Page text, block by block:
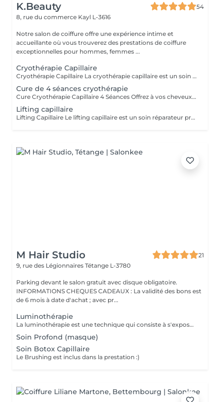
K.Beauty
54
8, rue du commerce Kayl L-3616
Notre salon de coiffure offre une expérience intime et
accueillante où vous trouverez des prestations de coiffure
exceptionnelles pour hommes, femmes ...
Cryothérapie Capillaire
Cryothérapie Capillaire La cryothérapie capillaire est un soin innovant qui utilise le froid pour aider à refermer les écailles du cheveu et favoriser la pénétration des actifs réparateurs au cur de la fibre capillaire. Enrichi en : * Acide hyaluronique pour hydrater intensément la fibre capillaire, * Collagène pour aider à renforcer, gainer et redonner de la souplesse au cheveu, * Extrait d'açaï, issu d'un palmier d'Amazonie, reconnu pour ses propriétés antioxydantes et nourrissantes. Ce soin aide à : * réduire les frisottis, * apporter de la brillance, * discipliner les cheveux, * hydrater et réparer la fibre capillaire, * rendre les cheveux plus doux, souples et lumineux. Le résultat est visible immédiatement et peut durer jusqu'à 3 à 4 semaines selon la nature du cheveu et l'entretien à domicile. Pourquoi choisir une cure ? La cure de 4 séances permet un travail plus profond et durable sur la qualité du cheveu. Elle est idéale pour : * les cheveux sensibilisés ou abîmés, * les cheveux ternes, secs ou poreux, * prolonger les résultats dans le temps, * retrouver progressivement une chevelure plus forte, brillante et disciplinée. Séance après séance, le cheveu gagne en douceur, en hydratation et en éclat. Supplément peut être appliqué si les cheveux est épais
Cure de 4 séances cryothérapie
Cure Cryothérapie Capillaire 4 Séances Offrez à vos cheveux un véritable programme de réparation et d'hydratation profonde grâce à notre cure de cryothérapie capillaire. Cette cure est idéale pour les cheveux secs, sensibilisés, ternes ou difficiles à discipliner. Séance après séance, la fibre capillaire est nourrie, gainée et sublimée pour des cheveux plus doux, brillants et éclatants. La formule est enrichie en : * acide hyaluronique, * collagène, * extrait d'açaï aux propriétés nourrissantes et antioxydantes. Lors de votre réservation en ligne, le logiciel programmera automatiquement votre première séance d'une durée de 2 heures. Les trois rendez-vous suivants seront organisés directement au salon avec Jessica afin d'adapter parfaitement le rythme de la cure à vos besoins capillaires. Une remise avantageuse est appliquée lors de l'achat de la cure complète de 4 séances.
Lifting capillaire
Lifting Capillaire Le lifting capillaire est un soin réparateur profond conçu pour restructurer, nourrir et revitaliser les cheveux sensibilisés, secs ou abîmés. Il est particulièrement recommandé pour les cheveux très fragilisés, cassants, sensibilisés par les colorations, décolorations, lissages ou appareils chauffants, ainsi que pour les cheveux presque brûlés ayant perdu leur souplesse et leur éclat. Enrichi en huile d'Amla, reconnue pour ses propriétés fortifiantes et stimulantes, ce soin aide également à favoriser la pousse du cheveu tout en apportant nutrition et brillance à la fibre capillaire. Grâce à une combinaison d'actifs hautement nourrissants et à un travail de chaleur douce et de vapeur, ce soin aide à : * renforcer la fibre capillaire, * réduire la casse et les frisottis, * redonner douceur, souplesse et brillance, * améliorer visiblement la qualité du cheveu dès la première séance. Ce soin s'adapte à tous les types de cheveux : lisses, ondulés, bouclés ou crépus.
M Hair Studio
21
9, rue des Légionnaires Tétange L-3780
Parking devant le salon gratuit avec disque obligatoire.
INFORMATIONS CHEQUES CADEAUX : La validité des bons est
de 6 mois à date d'achat ; avec pr...
Luminothérapie
La luminothérapie est une technique qui consiste à s'exposer à une lumière artificielle dont les qualités seraient aussi proches que possible de celles du soleil. Les bienfaits La luminothérapie capillaire traite les troubles liés aux dérèglements de l'horloge biologique, comme la dépression saisonnière. Elle stimule la croissance des cheveux, freine leur chute et améliore la circulation sanguine, favorisant ainsi leur repousse et leur densité.
Soin Profond (masque)
Soin Botox Capillaire
Le Brushing est inclus dans la prestation :)